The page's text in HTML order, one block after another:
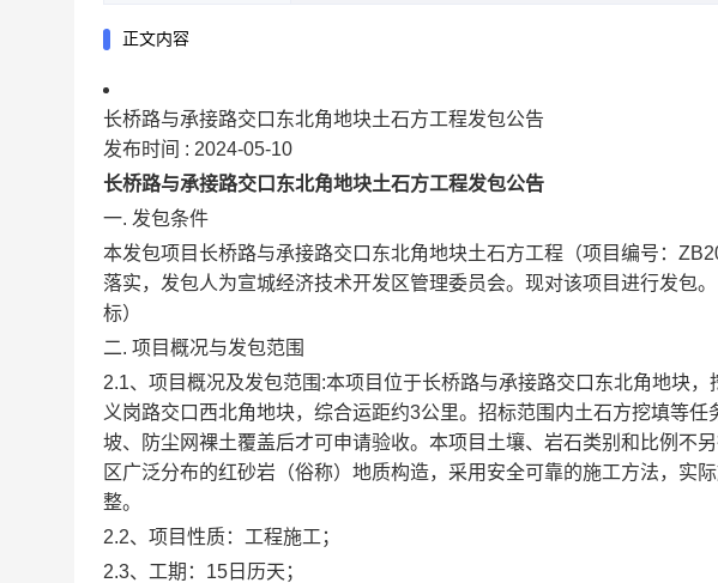
正文内容
长桥路与承接路交口东北角地块土石方工程发包公告
发布时间 : 2024-05-10
长桥路与承接路交口东北角地块土石方工程发包公告
一. 发包条件
本发包项目长桥路与承接路交口东北角地块土石方工程 （项目编号：
落实，发包人为宣城经济技术开发区管理委员会。现对该项目进行发包。
标）
二. 项目概况与发包范围
2.1、项目概况及发包范围 :本项目位于长桥路与承接路交口东北角地块，
义岗路交口西北角地块，综合运距约3公里。招标范围内土石方挖填等任
坡、防尘网裸土覆盖后才可申请验收。本项目土壤、岩石类别和比例不
区广泛分布的红砂岩（俗称）地质构造，采用安全可靠的施工方法，实
整。
2.2、项目性质：工程施工；
2.3、工期：15日历天；